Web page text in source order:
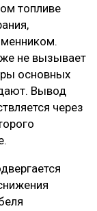
топливе
не вызывает
основных
Вывод
через